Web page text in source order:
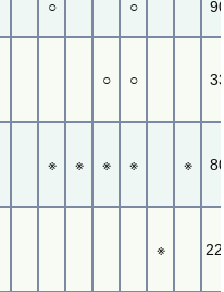
○ ○
○ ○
※ ※ ※ ※ ※
※